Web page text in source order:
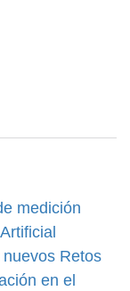
medición
Retos
en el